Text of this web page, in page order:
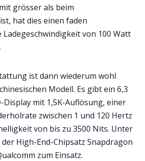
grösser als beim
hat dies einen faden
Ladegeschwindigkeit von 100 Watt
ist dann wiederum wohl
Modell. Es gibt ein 6,3
Display mit 1,5K-Auflösung, einer
zwischen 1 und 120 Hertz
von bis zu 3500 Nits. Unter
High-End-Chipsatz Snapdragon
zum Einsatz.